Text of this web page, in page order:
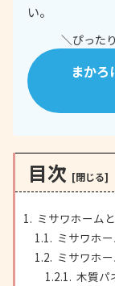
い。
＼ぴった
まかろ
目次
ミサワホーム
ミサワホ
ミサワホ
木質パ